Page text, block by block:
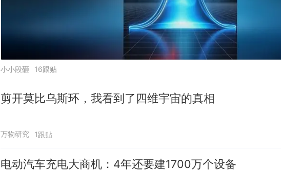
小小段砸 16跟贴
剪开莫比乌斯环，我看到了四维宇宙的真相
万物研究 1跟贴
电动汽车充电大商机：4年还要建1700万个设备